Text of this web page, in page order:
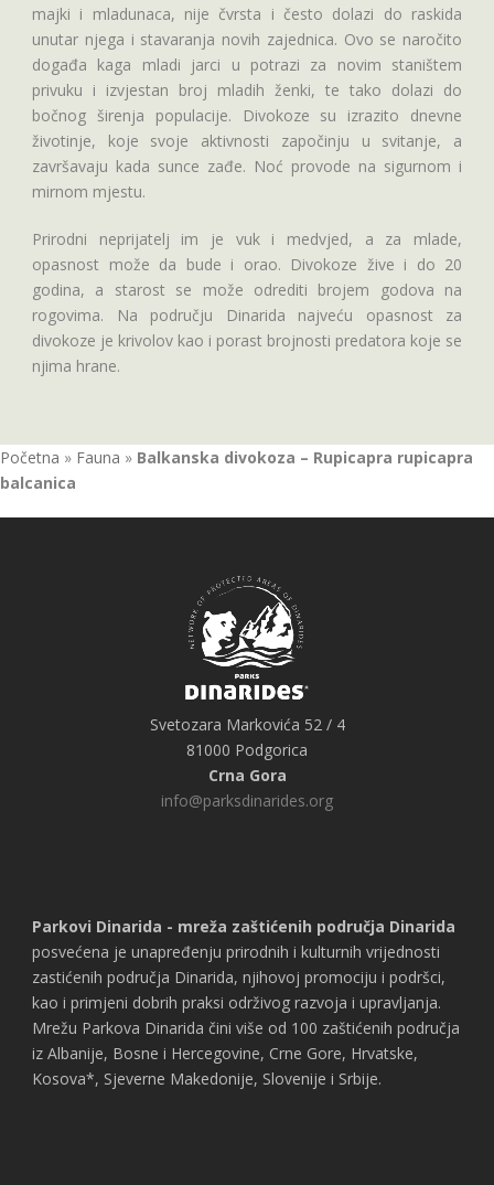
majki i mladunaca, nije čvrsta i često dolazi do raskida
unutar njega i stavaranja novih zajednica. Ovo se naročito
događa kaga mladi jarci u potrazi za novim staništem
privuku i izvjestan broj mladih ženki, te tako dolazi do
bočnog širenja populacije. Divokoze su izrazito dnevne
životinje, koje svoje aktivnosti započinju u svitanje, a
završavaju kada sunce zađe. Noć provode na sigurnom i
mirnom mjestu.
Prirodni neprijatelj im je vuk i medvjed, a za mlade,
opasnost može da bude i orao. Divokoze žive i do 20
godina, a starost se može odrediti brojem godova na
rogovima. Na području Dinarida najveću opasnost za
divokoze je krivolov kao i porast brojnosti predatora koje se
njima hrane.
Početna » Fauna » Balkanska divokoza – Rupicapra rupicapra
balcanica
Svetozara Markovića 52 / 4
81000 Podgorica
Crna Gora
info@parksdinarides.org
Parkovi Dinarida - mreža zaštićenih područja Dinarida
posvećena je unapređenju prirodnih i kulturnih vrijednosti
zastićenih područja Dinarida, njihovoj promociju i podršci,
kao i primjeni dobrih praksi održivog razvoja i upravljanja.
Mrežu Parkova Dinarida čini više od 100 zaštićenih područja
iz Albanije, Bosne i Hercegovine, Crne Gore, Hrvatske,
Kosova*, Sjeverne Makedonije, Slovenije i Srbije.